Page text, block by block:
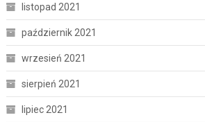
listopad 2021
październik 2021
wrzesień 2021
sierpień 2021
lipiec 2021